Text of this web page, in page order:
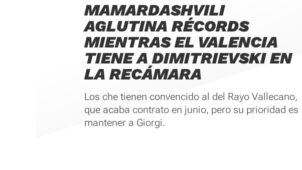
MAMARDASHVILI
AGLUTINA RÉCORDS
MIENTRAS EL VALENCIA
TIENE A DIMITRIEVSKI EN
LA RECÁMARA
Los che tienen convencido al del Rayo Vallecano,
que acaba contrato en junio, pero su prioridad es
mantener a Giorgi.